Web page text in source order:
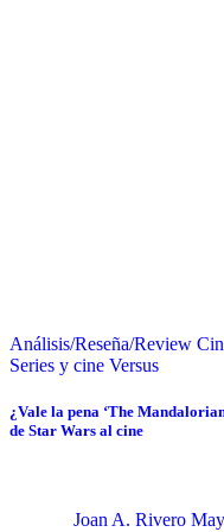
Análisis/Reseña/Review
Series y cine Versus
¿Vale la pena ‘The
de Star Wars al cine
Joan A. Rivero